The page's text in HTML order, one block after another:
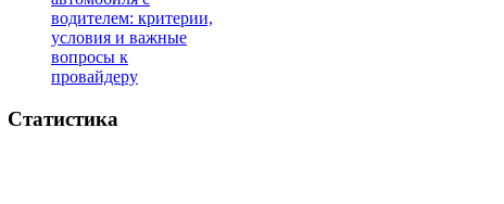
водителем: критерии,
условия и важные
вопросы к
провайдеру
Статистика